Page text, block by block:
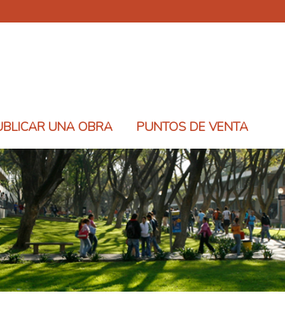
UNA OBRA PUNTOS DE VENTA